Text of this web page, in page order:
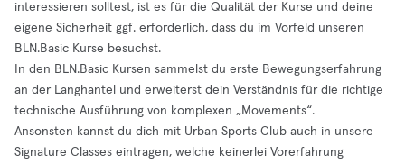
interessieren solltest, ist es für die Qualität der Kurse und deine
eigene Sicherheit ggf. erforderlich, dass du im Vorfeld unseren
BLN.Basic Kurse besuchst.
In den BLN.Basic Kursen sammelst du erste Bewegungserfahrung
an der Langhantel und erweiterst dein Verständnis für die richtige
technische Ausführung von komplexen „Movements“.
Ansonsten kannst du dich mit Urban Sports Club auch in unsere
Signature Classes eintragen, welche keinerlei Vorerfahrung